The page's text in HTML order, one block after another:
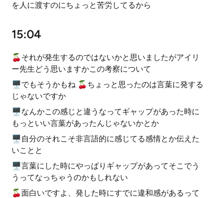
を人に渡すのにちょっと苦労してるから
15:04
🍒それが発生するのではないかと思いましたがアイリ
ー先生どう思いますかこの考察について
🖥でもそうかもね 🍒ちょっと思ったのは言葉に発する
じゃないですか
🖥なんかこの感じと違うなってギャップがあった時に
もっといい言葉があったんじゃないかとか
🖥自分のそれこそ非言語的に感じてる感情とか伝えた
いことと
🖥言葉にした時にやっぱりギャップがあってそこでう
うってなっちゃうのかもしれない
🍒面白いですよ、発した時にすでに違和感があるって